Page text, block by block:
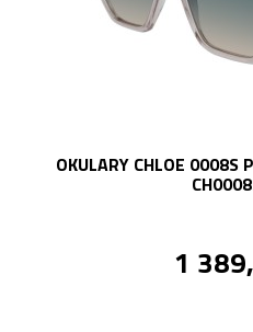
OKULARY CHLOE 0008S
1